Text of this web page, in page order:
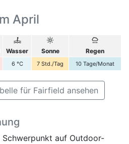
April
Wasser Sonne Regen
6 °C 7 Std./Tag 10 Tage/Monat
für Fairfield ansehen
Schwerpunkt auf Outdoor-